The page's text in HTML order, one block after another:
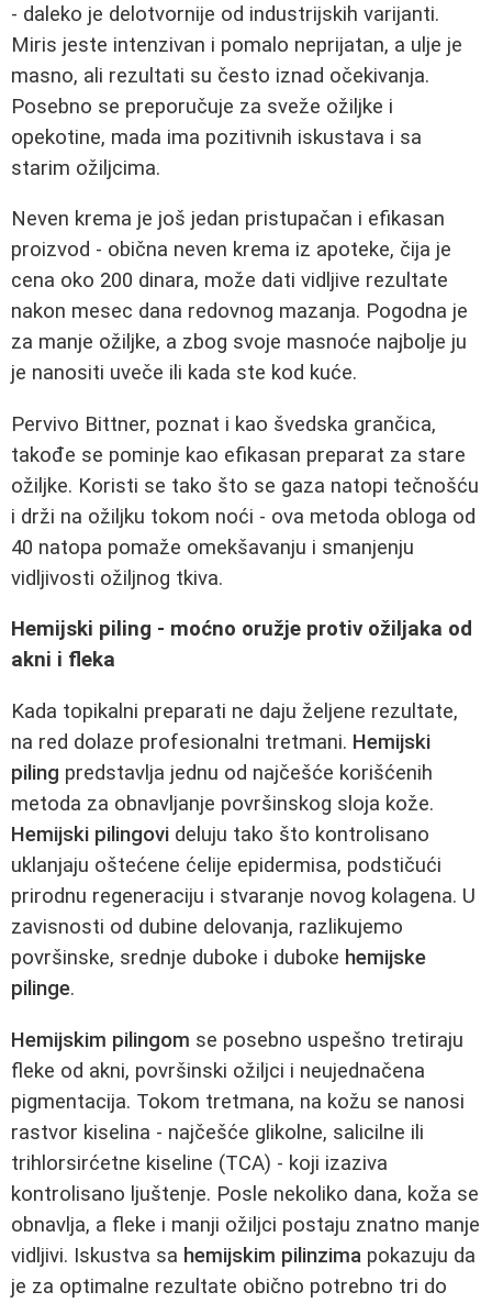
- daleko je delotvornije od industrijskih varijanti.
Miris jeste intenzivan i pomalo neprijatan, a ulje je
masno, ali rezultati su često iznad očekivanja.
Posebno se preporučuje za sveže ožiljke i
opekotine, mada ima pozitivnih iskustava i sa
starim ožiljcima.
Neven krema je još jedan pristupačan i efikasan
proizvod - obična neven krema iz apoteke, čija je
cena oko 200 dinara, može dati vidljive rezultate
nakon mesec dana redovnog mazanja. Pogodna je
za manje ožiljke, a zbog svoje masnoće najbolje ju
je nanositi uveče ili kada ste kod kuće.
Pervivo Bittner, poznat i kao švedska grančica,
takođe se pominje kao efikasan preparat za stare
ožiljke. Koristi se tako što se gaza natopi tečnošću
i drži na ožiljku tokom noći - ova metoda obloga od
40 natopa pomaže omekšavanju i smanjenju
vidljivosti ožiljnog tkiva.
Hemijski piling - moćno oružje protiv ožiljaka od
akni i fleka
Kada topikalni preparati ne daju željene rezultate,
na red dolaze profesionalni tretmani. Hemijski
piling predstavlja jednu od najčešće korišćenih
metoda za obnavljanje površinskog sloja kože.
Hemijski pilingovi deluju tako što kontrolisano
uklanjaju oštećene ćelije epidermisa, podstičući
prirodnu regeneraciju i stvaranje novog kolagena. U
zavisnosti od dubine delovanja, razlikujemo
površinske, srednje duboke i duboke hemijske
pilinge.
Hemijskim pilingom se posebno uspešno tretiraju
fleke od akni, površinski ožiljci i neujednačena
pigmentacija. Tokom tretmana, na kožu se nanosi
rastvor kiselina - najčešće glikolne, salicilne ili
trihlorsirćetne kiseline (TCA) - koji izaziva
kontrolisano ljuštenje. Posle nekoliko dana, koža se
obnavlja, a fleke i manji ožiljci postaju znatno manje
vidljivi. Iskustva sa hemijskim pilinzima pokazuju da
je za optimalne rezultate obično potrebno tri do